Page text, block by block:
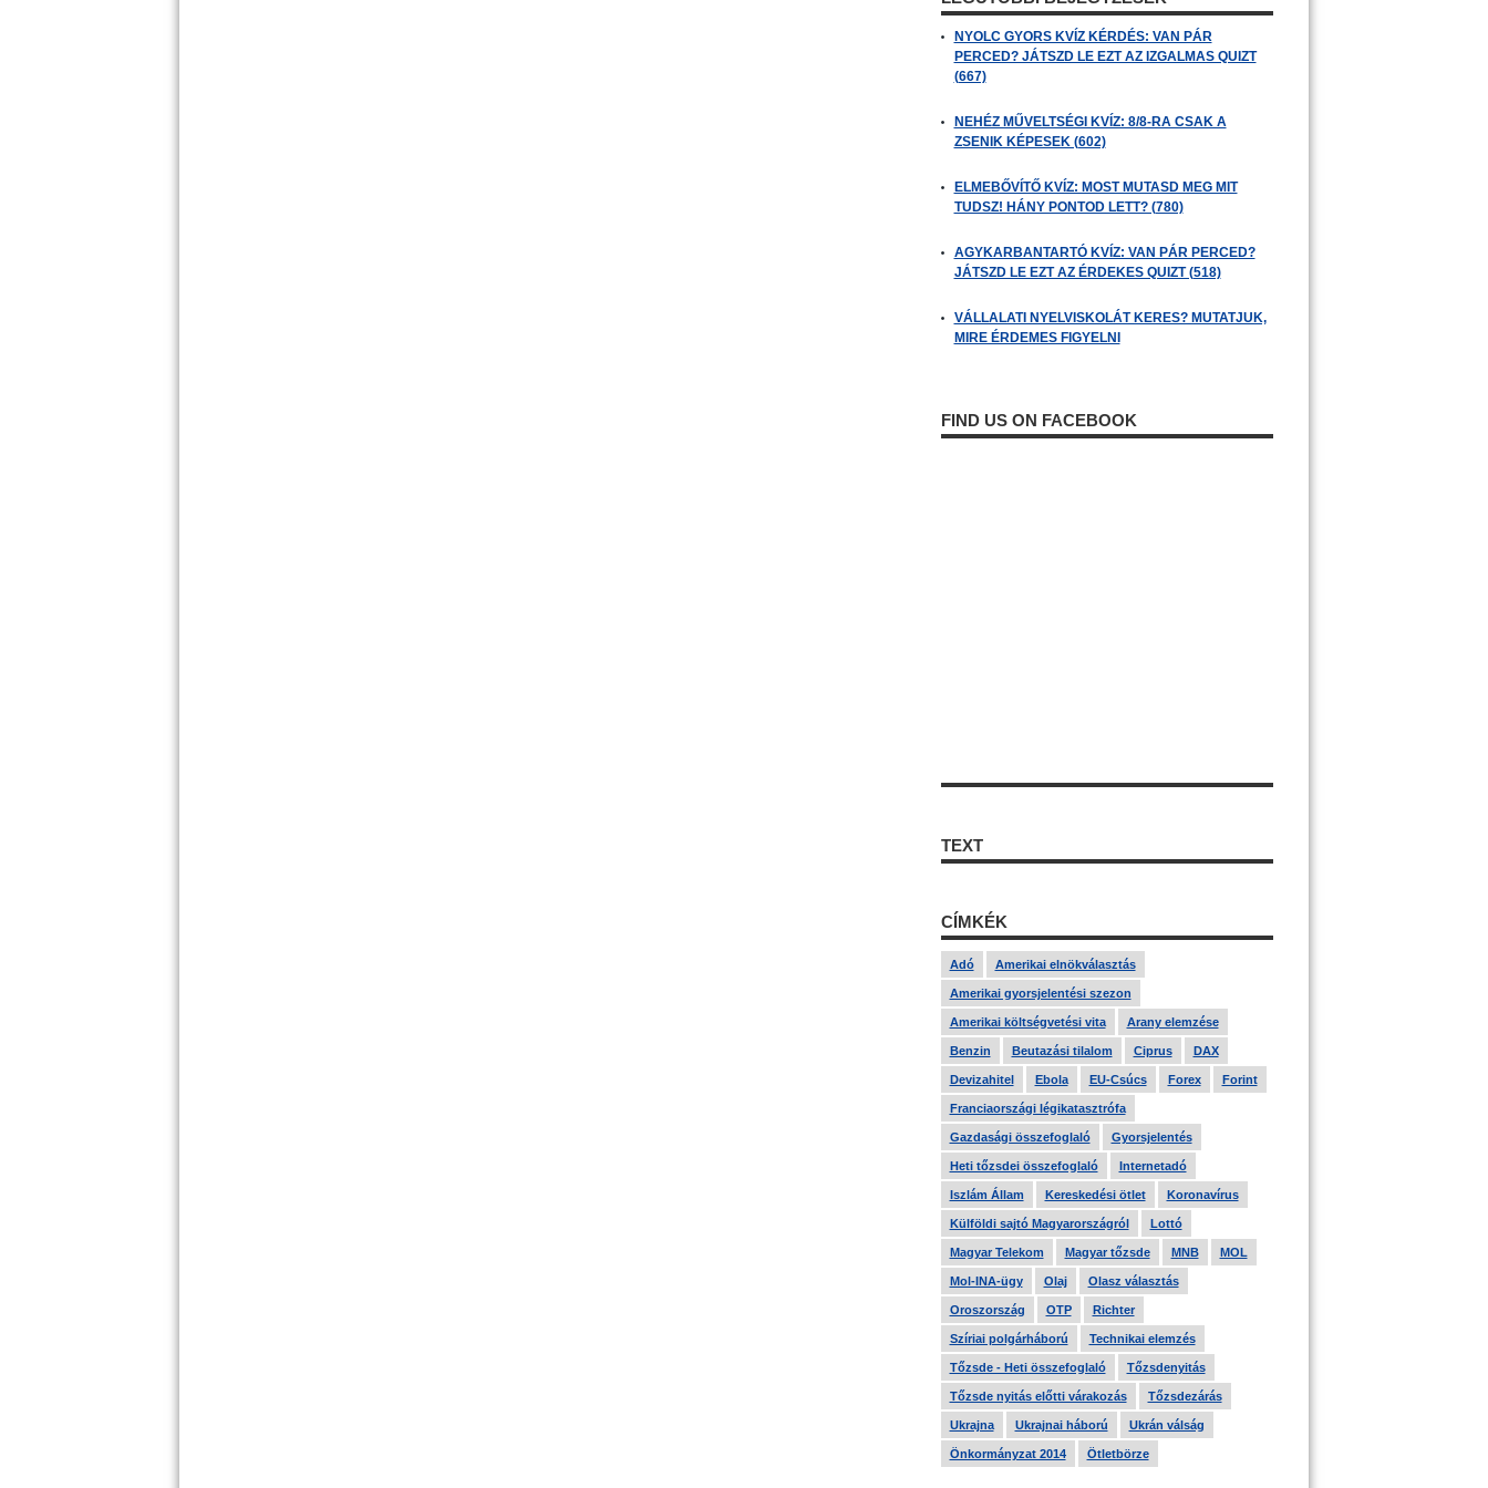
NYOLC GYORS KVÍZ KÉRDÉS: VAN PÁR
PERCED? JÁTSZD LE EZT AZ IZGALMAS QUIZT
(667)
NEHÉZ MŰVELTSÉGI KVÍZ: 8/8-RA CSAK A
ZSENIK KÉPESEK (602)
ELMEBŐVÍTŐ KVÍZ: MOST MUTASD MEG MIT
TUDSZ! HÁNY PONTOD LETT? (780)
AGYKARBANTARTÓ KVÍZ: VAN PÁR PERCED?
JÁTSZD LE EZT AZ ÉRDEKES QUIZT (518)
VÁLLALATI NYELVISKOLÁT KERES? MUTATJUK,
MIRE ÉRDEMES FIGYELNI
FIND US ON FACEBOOK
TEXT
CÍMKÉK
Adó Amerikai elnökválasztás
Amerikai gyorsjelentési szezon
Amerikai költségvetési vita Arany elemzése
Benzin Beutazási tilalom Ciprus DAX
Devizahitel Ebola EU-Csúcs Forex Forint
Franciaországi légikatasztrófa
Gazdasági összefoglaló Gyorsjelentés
Heti tőzsdei összefoglaló Internetadó
Iszlám Állam Kereskedési ötlet Koronavírus
Külföldi sajtó Magyarországról Lottó
Magyar Telekom Magyar tőzsde MNB MOL
Mol-INA-ügy Olaj Olasz választás
Oroszország OTP Richter
Szíriai polgárháború Technikai elemzés
Tőzsde - Heti összefoglaló Tőzsdenyitás
Tőzsde nyitás előtti várakozás Tőzsdezárás
Ukrajna Ukrajnai háború Ukrán válság
Önkormányzat 2014 Ötletbörze